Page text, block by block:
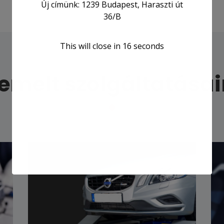
Új címünk: 1239 Budapest, Haraszti út
36/B
This will close in 15 seconds